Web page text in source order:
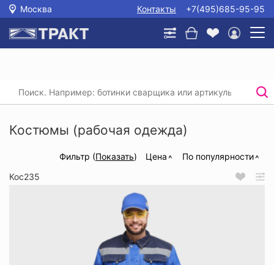
Москва Контакты +7(495)685-95-95
Главная / /
Костюмы (рабочая одежда)
Костюмы (рабочая одежда)
Фильтр (Показать) Цена
По популярности
Кос235